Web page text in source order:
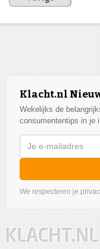
Klacht.nl
Wekelijks de
consumententips in je
We respecteren je